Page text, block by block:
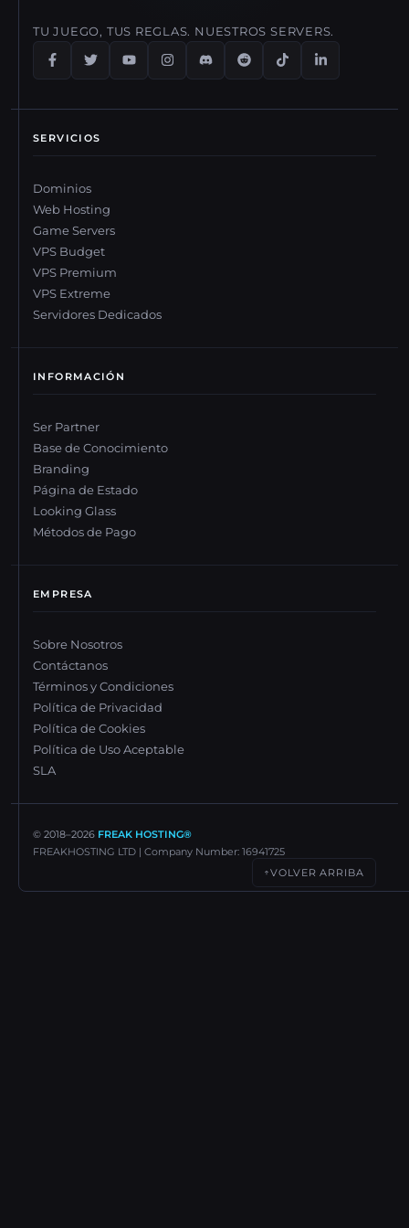
TU JUEGO, TUS REGLAS. NUESTROS SERVERS.
SERVICIOS
Dominios
Web Hosting
Game Servers
VPS Budget
VPS Premium
VPS Extreme
Servidores Dedicados
INFORMACIÓN
Ser Partner
Base de Conocimiento
Branding
Página de Estado
Looking Glass
Métodos de Pago
EMPRESA
Sobre Nosotros
Contáctanos
Términos y Condiciones
Política de Privacidad
Política de Cookies
Política de Uso Aceptable
SLA
© 2018–2026 FREAK HOSTING®
FREAKHOSTING LTD | Company Number: 16941725
↑VOLVER ARRIBA